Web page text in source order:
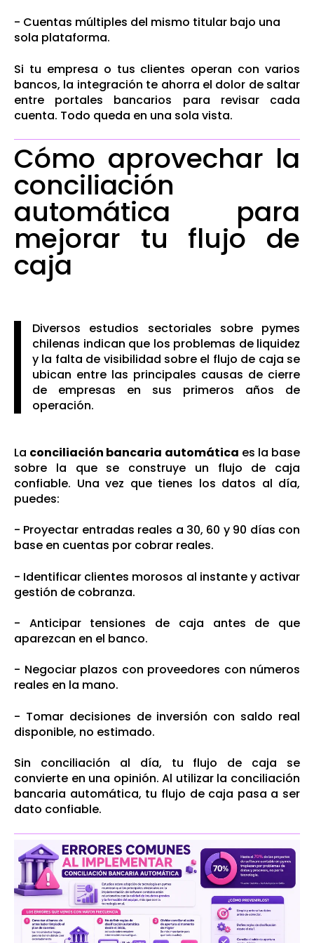
- Cuentas múltiples del mismo titular bajo una
sola plataforma.
Si tu empresa o tus clientes operan con varios
bancos, la integración te ahorra el dolor de saltar
entre portales bancarios para revisar cada
cuenta. Todo queda en una sola vista.
Cómo aprovechar la
conciliación
automática para
mejorar tu flujo de
caja
Diversos estudios sectoriales sobre pymes
chilenas indican que los problemas de liquidez
y la falta de visibilidad sobre el flujo de caja se
ubican entre las principales causas de cierre
de empresas en sus primeros años de
operación.
La conciliación bancaria automática es la base
sobre la que se construye un flujo de caja
confiable. Una vez que tienes los datos al día,
puedes:
- Proyectar entradas reales a 30, 60 y 90 días con
base en cuentas por cobrar reales.
- Identificar clientes morosos al instante y activar
gestión de cobranza.
- Anticipar tensiones de caja antes de que
aparezcan en el banco.
- Negociar plazos con proveedores con números
reales en la mano.
- Tomar decisiones de inversión con saldo real
disponible, no estimado.
Sin conciliación al día, tu flujo de caja se
convierte en una opinión. Al utilizar la conciliación
bancaria automática, tu flujo de caja pasa a ser
dato confiable.